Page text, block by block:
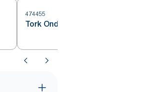
474455
Tork Onderzetter Zand